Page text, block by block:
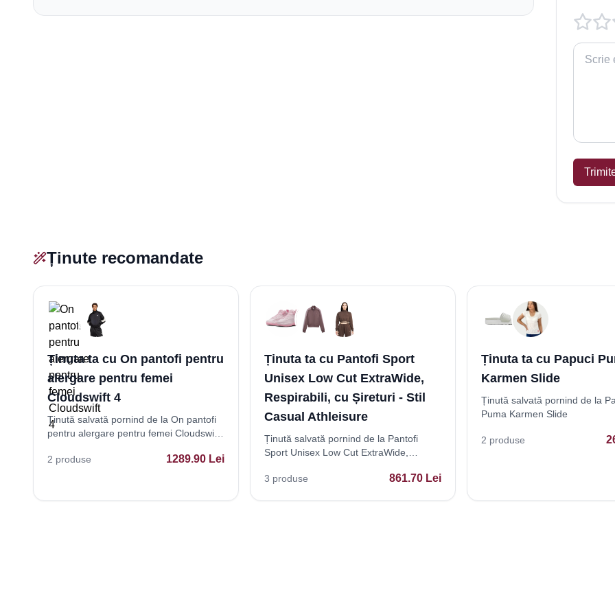
Ținute recomandate
Ținuta ta cu On pantofi pentru
alergare pentru femei
Cloudswift 4
Ținută salvată pornind de la On pantofi
pentru alergare pentru femei Cloudswift
2 produse 1289.90 Lei
Ținuta ta cu Pantofi Sport
Unisex Low Cut ExtraWide,
Respirabili, cu Șireturi - Stil
Casual Athleisure
Ținută salvată pornind de la Pantofi
Sport Unisex Low Cut ExtraWide,
Athleisure
3 produse 861.70 Lei
Ținuta ta cu Papuci
Karmen Slide
Ținută salvată pornind de la
Puma Karmen Slide
2 produse